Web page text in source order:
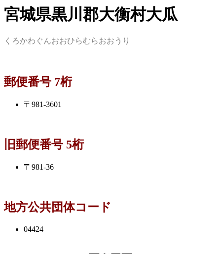
宮城県黒川郡大衡村大瓜
くろかわぐんおおひらむらおおうり
郵便番号 7桁
〒981-3601
旧郵便番号 5桁
〒981-36
地方公共団体コード
04424